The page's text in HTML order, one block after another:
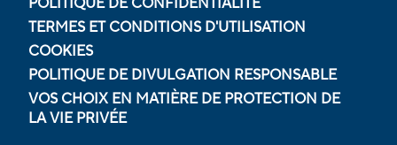
TERMES ET CONDITIONS D'UTILISATION
COOKIES
POLITIQUE DE DIVULGATION RESPONSABLE
VOS CHOIX EN MATIÈRE DE PROTECTION DE
LA VIE PRIVÉE